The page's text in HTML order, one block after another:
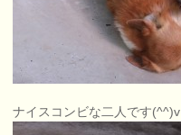
ナイスコンビな二人です(^^)v